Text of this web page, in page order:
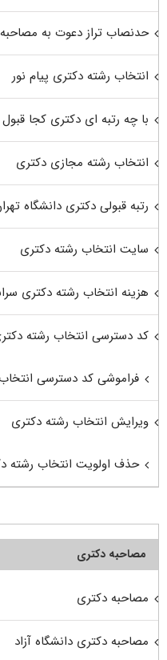
حدنصاب تراز دعوت به
انتخاب رشته دکتری پیام نور
با چه رتبه ای دکتری کجا
انتخاب رشته مجازی دکتری
رتبه قبولی دکتری دانشگاه
سایت انتخاب رشته دکتری
هزینه انتخاب رشته دکتری
کد دسترسی انتخاب رشته
فراموشی کد دسترسی
ویرایش انتخاب رشته دکتری
حذف اولویت انتخاب رشته
مصاحبه دکتری
مصاحبه دکتری
مصاحبه دکتری دانشگاه آزاد